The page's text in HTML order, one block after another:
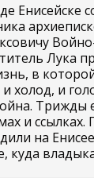
Енисейске
Лука
в
холод, и
Трижды
и ссылках.
на
куда